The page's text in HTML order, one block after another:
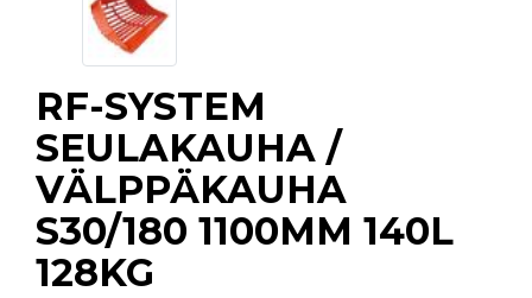
RF-SYSTEM
SEULAKAUHA /
VÄLPPÄKAUHA
S30/180 1100MM 140L
128KG